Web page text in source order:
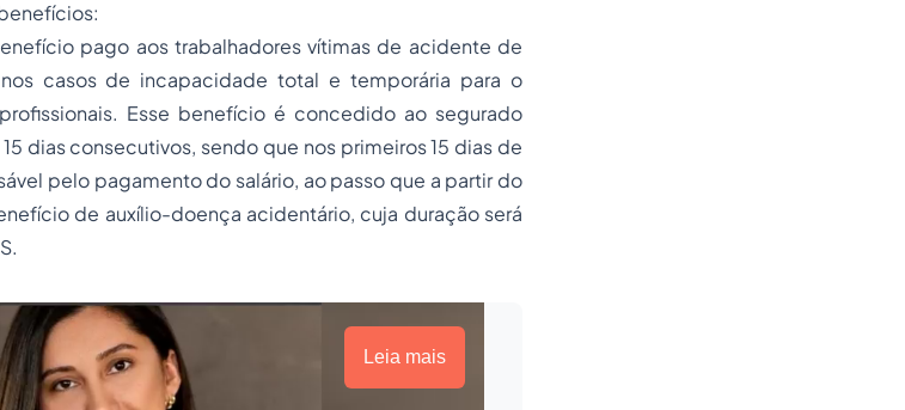
pago aos trabalhadores vítimas de acidente de
casos de incapacidade total e temporária para o
Esse benefício é concedido ao segurado
dias consecutivos, sendo que nos primeiros 15 dias de
pelo pagamento do salário, ao passo que a partir do
de auxílio-doença acidentário, cuja duração será
Leia mais